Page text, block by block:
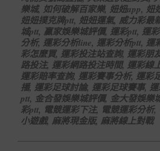
樂城, 如何破解百家樂, 妞妞app, 妞
妞妞撲克牌ptt, 妞妞運氣, 威力彩最
城ptt, 贏家娛樂城評價, 運彩ptt, 運
分析, 運彩分析line, 運彩分析ptt, 運
彩怎麼買, 運彩投注站查詢, 運彩朋
路投注, 運彩網路投注時間, 運彩線
運彩賠率查詢, 運彩賽事分析, 運彩
播, 運彩足球討論, 運彩足球賽事,
ptt, 金合發娛樂城評價, 金大發娛樂
彩ptt, 電競運彩下注, 電競運彩分析,
小遊戲, 麻將現金版, 麻將線上對戰